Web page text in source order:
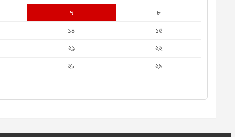
৭
৮
১৪
১৫
২১
২২
২৮
২৯